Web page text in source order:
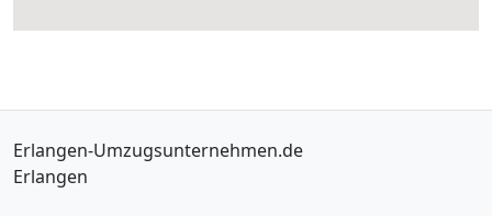
Erlangen-Umzugsunternehmen.de
Erlangen